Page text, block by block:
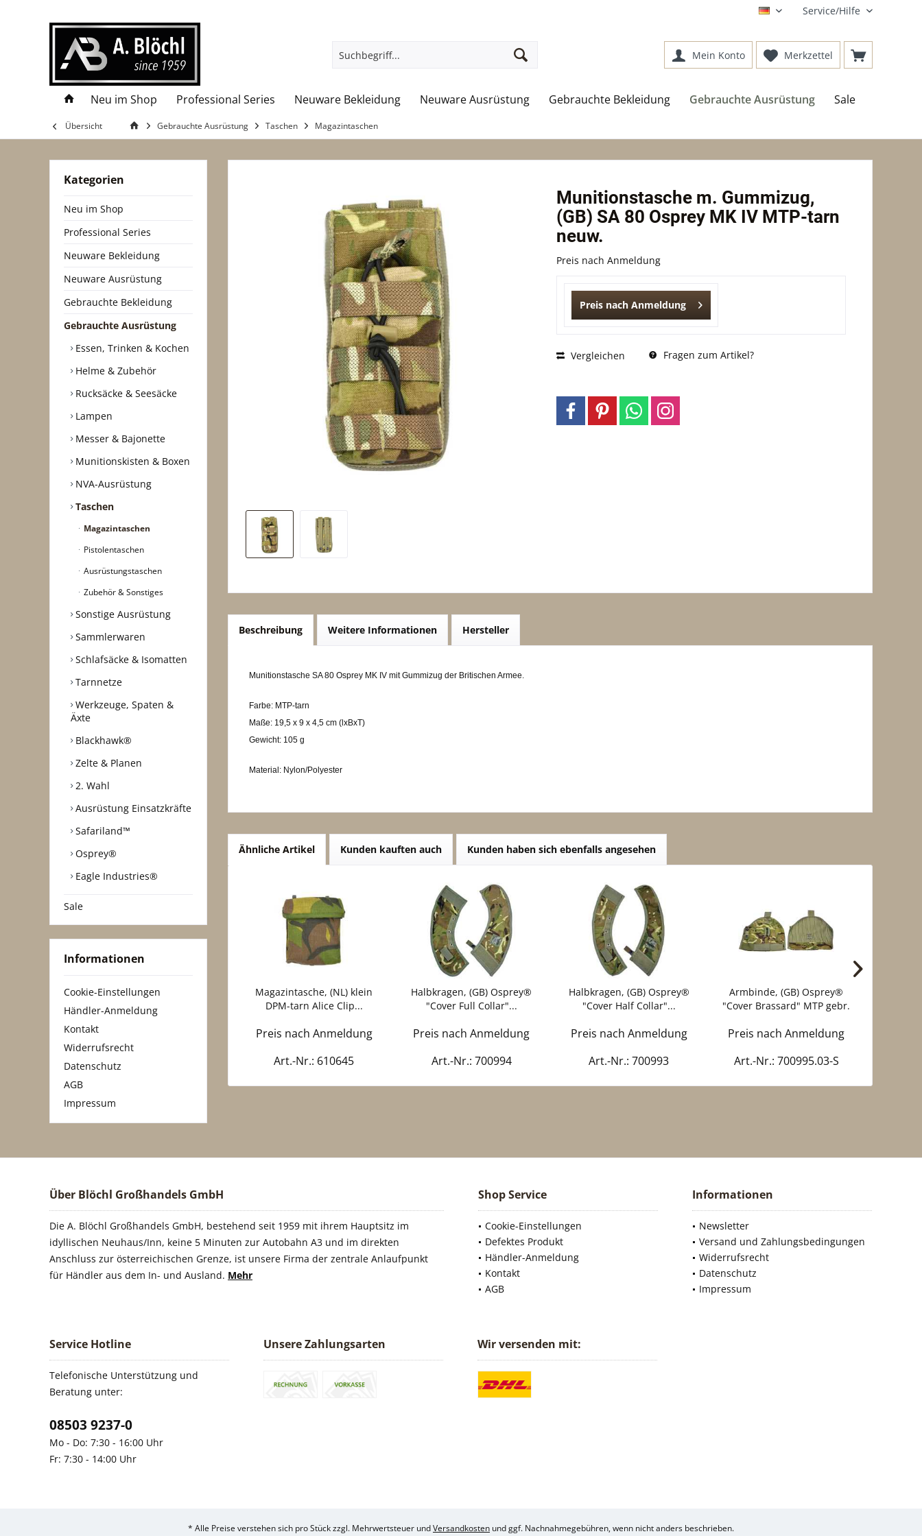
DE Service/Hilfe
Merkzettel
Mein Konto
Neu im Shop Professional Series Neuware Bekleidung Neuware Ausrüstung Gebrauchte Bekleidung Gebrauchte Ausrüstung Sale
Übersicht Gebrauchte Ausrüstung Taschen Magazintaschen
Kategorien
Neu im Shop
Professional Series
Neuware Bekleidung
Neuware Ausrüstung
Gebrauchte Bekleidung
Gebrauchte Ausrüstung
Essen, Trinken & Kochen
Helme & Zubehör
Rucksäcke & Seesäcke
Lampen
Messer & Bajonette
Munitionskisten & Boxen
NVA-Ausrüstung
Taschen
Magazintaschen
Pistolentaschen
Ausrüstungstaschen
Zubehör & Sonstiges
Sonstige Ausrüstung
Sammlerwaren
Schlafsäcke & Isomatten
Tarnnetze
Werkzeuge, Spaten &
Äxte
Blackhawk®
Zelte & Planen
2. Wahl
Ausrüstung Einsatzkräfte
Safariland™
Osprey®
Eagle Industries®
Sale
Informationen
Cookie-Einstellungen
Händler-Anmeldung
Kontakt
Widerrufsrecht
Datenschutz
AGB
Impressum
Munitionstasche m. Gummizug,
(GB) SA 80 Osprey MK IV MTP-tarn
neuw.
Preis nach Anmeldung
Preis nach Anmeldung
Vergleichen Fragen zum Artikel?
Beschreibung Weitere Informationen Hersteller
Munitionstasche SA 80 Osprey MK IV mit Gummizug der Britischen Armee.
Farbe: MTP-tarn
Maße: 19,5 x 9 x 4,5 cm (lxBxT)
Gewicht: 105 g
Material: Nylon/Polyester
Ähnliche Artikel Kunden kauften auch Kunden haben sich ebenfalls angesehen
Magazintasche, (NL) klein
DPM-tarn Alice Clip...
Preis nach Anmeldung
Art.-Nr.: 610645
Halbkragen, (GB) Osprey®
"Cover Full Collar"...
Preis nach Anmeldung
Art.-Nr.: 700994
Halbkragen, (GB) Osprey®
"Cover Half Collar"...
Preis nach Anmeldung
Art.-Nr.: 700993
Armbinde, (GB) Osprey®
"Cover Brassard" MTP gebr.
Preis nach Anmeldung
Art.-Nr.: 700995.03-S
Über Blöchl Großhandels GmbH
Die A. Blöchl Großhandels GmbH, bestehend seit 1959 mit ihrem Hauptsitz im
idyllischen Neuhaus/Inn, keine 5 Minuten zur Autobahn A3 und im direkten
Anschluss zur österreichischen Grenze, ist unsere Firma der zentrale Anlaufpunkt
für Händler aus dem In- und Ausland. Mehr
Shop Service
Cookie-Einstellungen
Defektes Produkt
Händler-Anmeldung
Kontakt
AGB
Informationen
Newsletter
Versand und Zahlungsbedingungen
Widerrufsrecht
Datenschutz
Impressum
Service Hotline
Telefonische Unterstützung und
Beratung unter:
08503 9237-0
Mo - Do: 7:30 - 16:00 Uhr
Fr: 7:30 - 14:00 Uhr
Unsere Zahlungsarten Wir versenden mit:
* Alle Preise verstehen sich pro Stück zzgl. Mehrwertsteuer undVersandkosten und ggf. Nachnahmegebühren, wenn nicht anders beschrieben.